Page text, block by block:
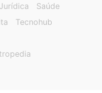
Saúde
Tecnohub